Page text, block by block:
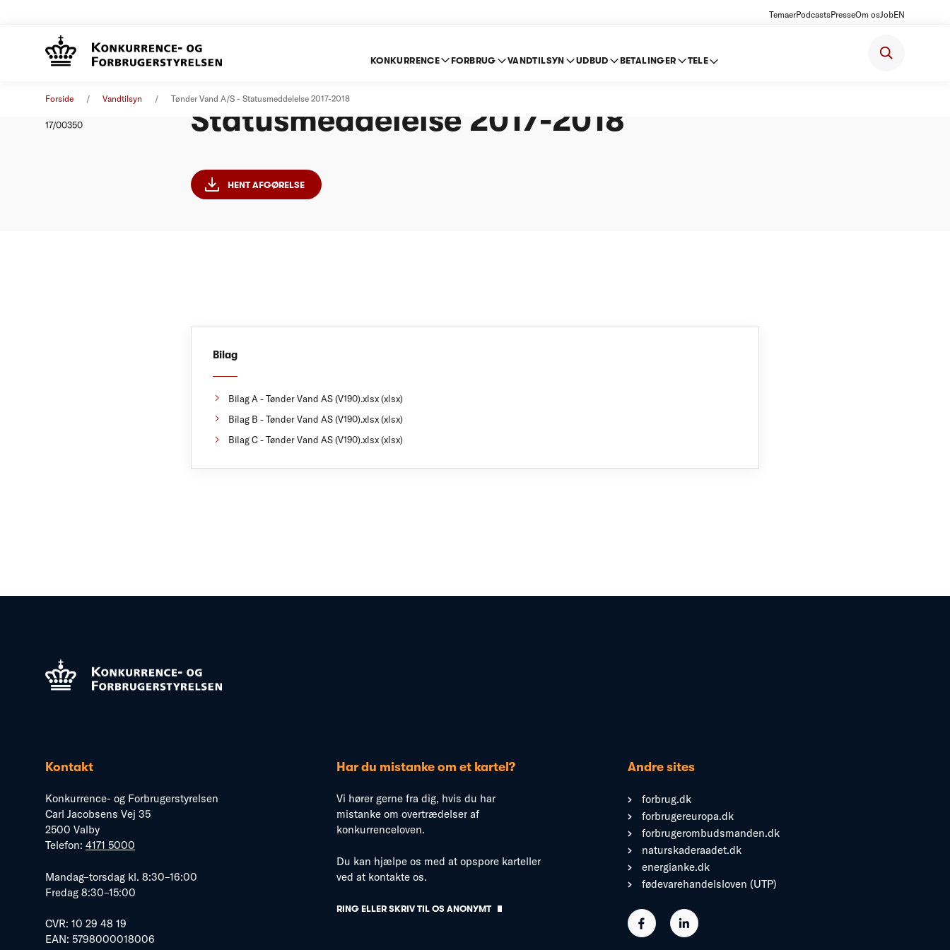
TemaerPodcastsPresseOm osJobEN
KONKURRENCE FORBRUG VANDTILSYN UDBUD BETALINGER TELE
Forside Vandtilsyn Tønder Vand A/S - Statusmeddelelse 2017-2018
17/00350
Statusmeddelelse 2017-2018
HENT AFGØRELSE
Bilag
Bilag A - Tønder Vand AS (V190).xlsx (xlsx)
Bilag B - Tønder Vand AS (V190).xlsx (xlsx)
Bilag C - Tønder Vand AS (V190).xlsx (xlsx)
Kontakt
Konkurrence- og Forbrugerstyrelsen
Carl Jacobsens Vej 35
2500 Valby
Telefon: 4171 5000
Mandag–torsdag kl. 8:30–16:00
Fredag 8:30–15:00
CVR: 10 29 48 19
EAN: 5798000018006
Har du mistanke om et kartel?
Vi hører gerne fra dig, hvis du har
mistanke om overtrædelser af
konkurrenceloven.
Du kan hjælpe os med at opspore karteller
ved at kontakte os.
RING ELLER SKRIV TIL OS ANONYMT
Andre sites
forbrug.dk
forbrugereuropa.dk
forbrugerombudsmanden.dk
naturskaderaadet.dk
energianke.dk
fødevarehandelsloven (UTP)